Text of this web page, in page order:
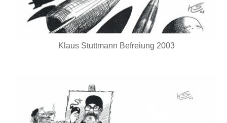
Klaus Stuttmann Befreiung 2003